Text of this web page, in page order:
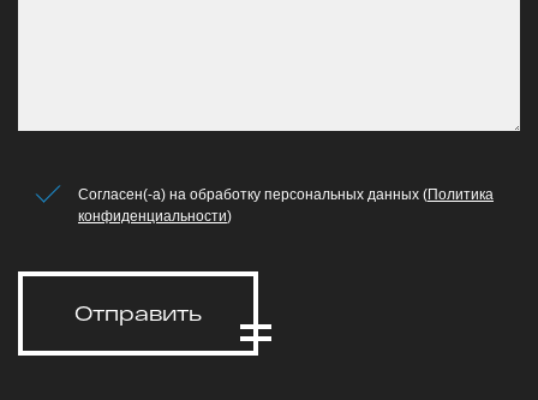
Согласен(-а) на обработку персональных данных (Политика
конфиденциальности)
Отправить